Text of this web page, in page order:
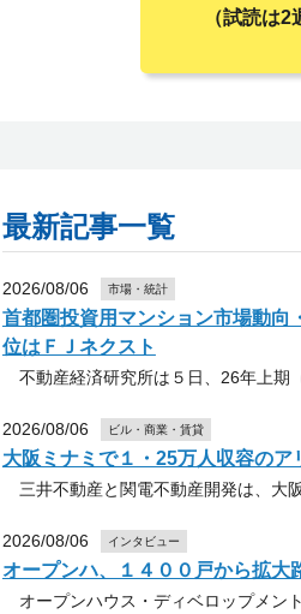
（試読は2
最新記事一覧
2026/08/06 市場・統計
首都圏投資用マンション市場動
位はＦＪネクスト
不動産経済研究所は５日、26年上期
2026/08/06 ビル・商業・賃貸
大阪ミナミで１・25万人収容の
三井不動産と関電不動産開発は、大
2026/08/06 インタビュー
オープンハ、１４００戸から拡大
オープンハウス・ディベロップメン